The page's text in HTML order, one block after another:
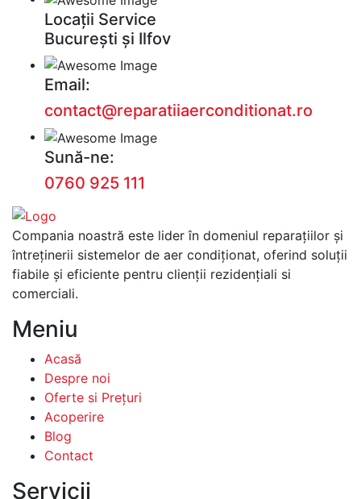
Locații Service
București și Ilfov
Email:
contact@reparatiiaerconditionat.ro
Sună-ne:
0760 925 111
Compania noastră este lider în domeniul reparațiilor și
întreținerii sistemelor de aer condiționat, oferind soluții
fiabile și eficiente pentru clienții rezidențiali si
comerciali.
Meniu
Acasă
Despre noi
Oferte si Prețuri
Acoperire
Blog
Contact
Servicii